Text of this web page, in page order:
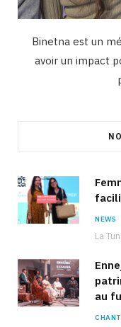
Binetna est un
avoir un impact
NEWS
au